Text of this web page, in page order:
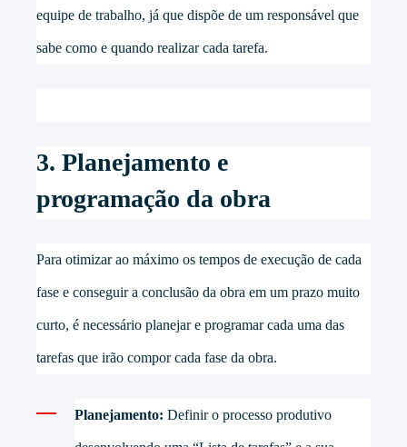
equipe de trabalho, já que dispõe de um responsável que
sabe como e quando realizar cada tarefa.
3. Planejamento e
programação da obra
Para otimizar ao máximo os tempos de execução de cada
fase e conseguir a conclusão da obra em um prazo muito
curto, é necessário planejar e programar cada uma das
tarefas que irão compor cada fase da obra.
Planejamento: Definir o processo produtivo